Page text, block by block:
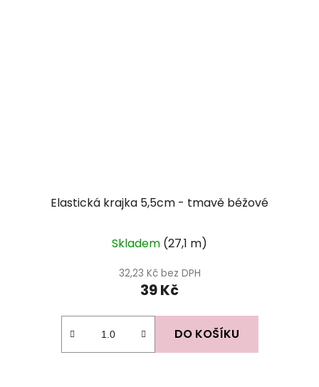
Elastická krajka 5,5cm - tmavě béžové
Skladem (27,1 m)
32,23 Kč bez DPH
39 Kč
DO KOŠÍKU